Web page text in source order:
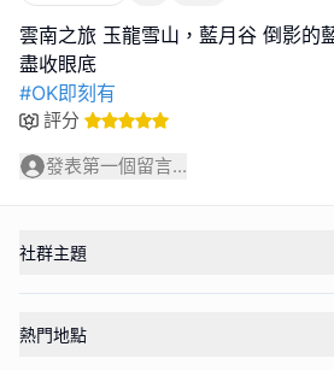
雲南之旅 玉龍雪山，藍月谷 倒影的
#OK即刻有
評分
發表第一個留言...
社群主題
熱門地點